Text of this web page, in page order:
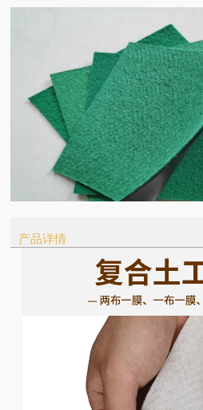
产品详情